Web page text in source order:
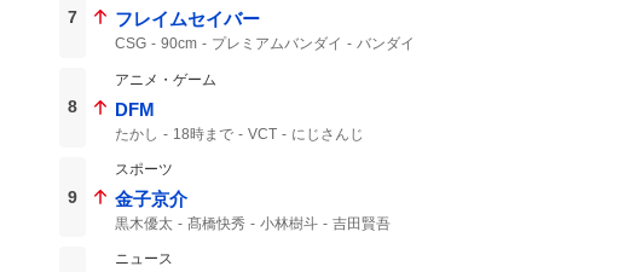
7 フレイムセイバー
CSG 90cm プレミアムバンダイ
バンダイ
8
アニメ・ゲーム
DFM
たかし 18時まで VCT にじさんじ
9
スポーツ
金子京介
黒木優太 髙橋快秀 小林樹斗
吉田賢吾
富山
ニュース